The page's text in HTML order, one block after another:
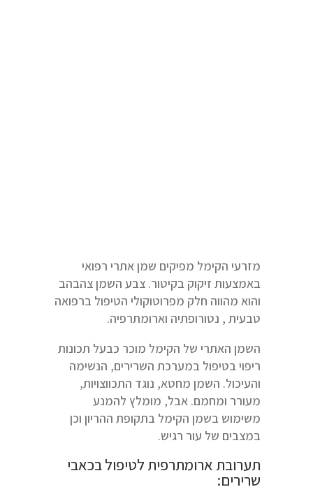
מזרעי הקימל מפיקים שמן אתרי רפואי
באמצעות זיקוק בקיטור. צבע השמן צהבהב
והוא מהווה חלק מפרוטוקולי הטיפול ברפואה
טבעית , נטורופתיה וארומתרפיה.
השמן האתרי של הקימל מוכר כבעל תכונות
ריפוי בטיפול במערכת השרירים, הנשימה
והעיכול. השמן מחטא, נוגד התכווצויות,
מעורר ומחמם. אבל, מומלץ להמנע
משימוש בשמן הקימל בתקופת ההריון וכן
במצבים של עור רגיש.
תערובת ארומתרפית לטיפול בכאבי
שרירים: